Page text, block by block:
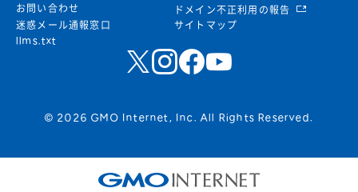
お問い合わせ
ドメイン不正利用の報告
迷惑メール通報窓口
サイトマップ
llms.txt
© 2026 GMO Internet, Inc. All Rights Reserved.